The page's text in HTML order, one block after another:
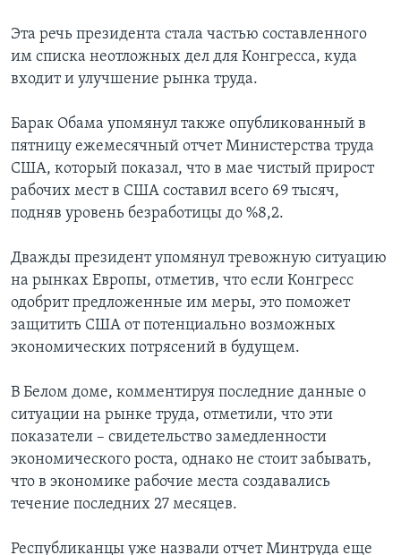
Эта речь президента стала частью составленного
им списка неотложных дел для Конгресса, куда
входит и улучшение рынка труда.
Барак Обама упомянул также опубликованный в
пятницу ежемесячный отчет Министерства труда
США, который показал, что в мае чистый прирост
рабочих мест в США составил всего 69 тысяч,
подняв уровень безработицы до %8,2.
Дважды президент упомянул тревожную ситуацию
на рынках Европы, отметив, что если Конгресс
одобрит предложенные им меры, это поможет
защитить США от потенциально возможных
экономических потрясений в будущем.
В Белом доме, комментируя последние данные о
ситуации на рынке труда, отметили, что эти
показатели – свидетельство замедленности
экономического роста, однако не стоит забывать,
что в экономике рабочие места создавались
течение последних 27 месяцев.
Республиканцы уже назвали отчет Минтруда еще